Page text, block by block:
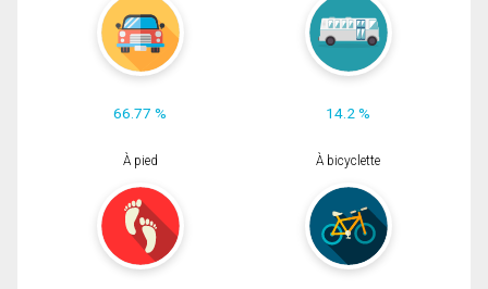
66.77 % 14.2 %
À pied À bicyclette